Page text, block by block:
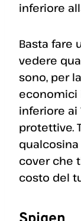
inferiore
Basta fare
vedere
sono, per
economici
inferiore ai
protettive.
cover che
costo del